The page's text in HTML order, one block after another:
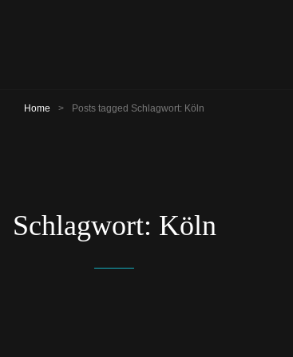
Home > Posts tagged Schlagwort: Köln
Schlagwort: Köln